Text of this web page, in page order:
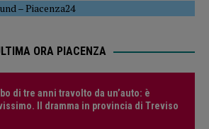
–Piacenza24
ORA PIACENZA
di tre anni travolto da un’auto: è
Il dramma in provincia di Treviso